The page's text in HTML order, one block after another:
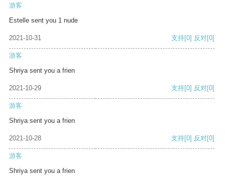
游客
Estelle sent you 1 nude
2021-10-31 支持[0] 反对[0]
游客
Shriya sent you a frien
2021-10-29 支持[0] 反对[0]
游客
Shriya sent you a frien
2021-10-28 支持[0] 反对[0]
游客
Shriya sent you a frien